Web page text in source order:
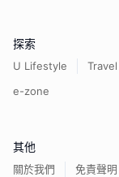
探索
U Lifestyle Travel
e-zone
其他
關於我們 免責聲明